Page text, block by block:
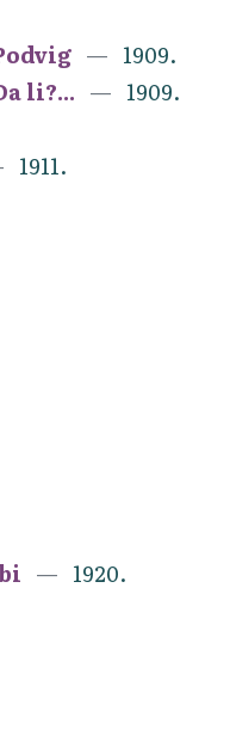
1909.
li?...
1909.
1911.
1920.